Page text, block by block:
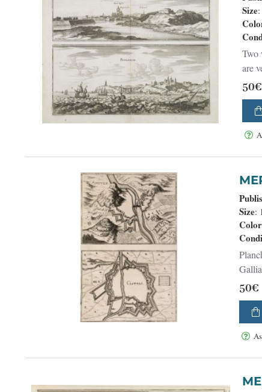
Size:
Two
are
50€
Size:
Color
50€